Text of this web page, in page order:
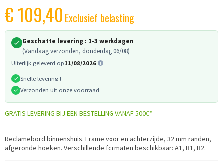
€ 109,40 Exclusief belasting
Geschatte levering : 1-3 werkdagen
(Vandaag verzonden, donderdag 06/08)
Uiterlijk geleverd op11/08/2026
Snelle levering !
Verzonden uit onze voorraad
GRATIS LEVERING BIJ EEN BESTELLING VANAF 500€*
Reclamebord binnenshuis. Frame voor en achterzijde, 32 mm randen,
afgeronde hoeken. Verschillende formaten beschikbaar: A1, B1, B2.